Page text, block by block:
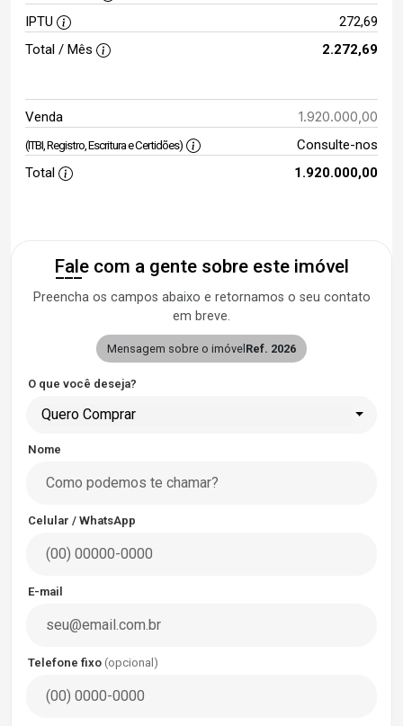
IPTU
272,69
Total / Mês
2.272,69
Venda 1.920.000,00
(ITBI, Registro, Escritura e Certidões)
Consulte-nos
Total
1.920.000,00
Fale com a gente sobre este imóvel
Preencha os campos abaixo e retornamos o seu contato
em breve.
Mensagem sobre o imóvel Ref. 2026
O que você deseja?
Quero Comprar
Nome
Celular / WhatsApp
E-mail
Telefone fixo (opcional)